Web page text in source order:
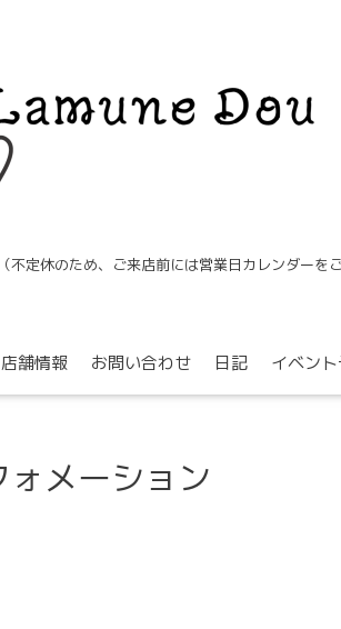
定休のため、ご来店前には営業日カレンダーをご
店舗情報 お問い合わせ 日記 イベン
ォメーション